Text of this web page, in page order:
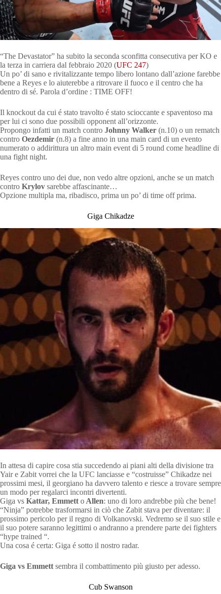
“The Devastator” ha subito la seconda sconfitta consecutiva per KO e
la terza in carriera dal febbraio 2020 (UFC 247)
Un po’ di sano e rivitalizzante tempo libero lontano dall’azione farebbe
bene a Reyes e lo aiuterebbe a ritrovare il fuoco e il centro che ha
dentro di sé. Parola d’ordine : TIME OFF!
Il knockout da cui é stato travolto é stato scioccante e spaventoso ma
per lui ci sono due possibili opponent all’orizzonte.
Propongo infatti un match contro Johnny Walker (n.10) o un rematch
contro Oezdemir (n.8) a fine anno in una main card di un evento
numerato o addirittura un altro main event di 5 round come headline di
una fight night.
Reyes contro uno dei due, non vedo altre opzioni, anche se un match
contro Krylov sarebbe affascinante…
Opzione multipla ma, ribadisco, prima un po’ di time off prima.
Giga Chikadze
In attesa di capire cosa stia succedendo ai piani alti della divisione tra
Yair e Zabit vorrei che la UFC lanciasse e “costruisse” Chikadze nei
prossimi mesi, il georgiano ha davvero talento e riesce a trovare sempre
un modo per regalarci incontri divertenti.
Giga vs Kattar, Emmett o Allen: uno di loro andrebbe più che bene!
“Ninja” potrebbe trasformarsi in ciò che Zabit stava per diventare: il
prossimo pericolo per il regno di Volkanovski. Vedremo se il suo stile e
il suo potere saranno legittimi o andranno a prendere parte dei fighters
“hype trained “.
Una cosa é certa: Giga é sotto il nostro radar.
Giga vs Emmett sembra il combattimento più giusto per adesso.
Cub Swanson